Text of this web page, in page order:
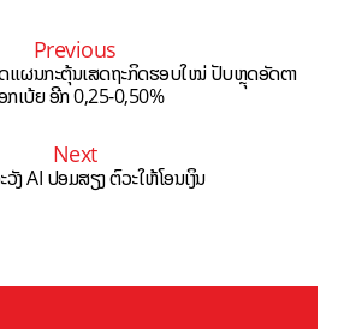
Previous
າດແຜນກະຕຸ້ນເສດຖະກິດຮອບໃໝ່ ປັບຫຼຸດອັດຕາ
ກເບ້ຍ ອີກ 0,25-0,50%
Next
ວັງ AI ປອມສຽງ ຕົວະໃຫ້ໂອນເງິນ